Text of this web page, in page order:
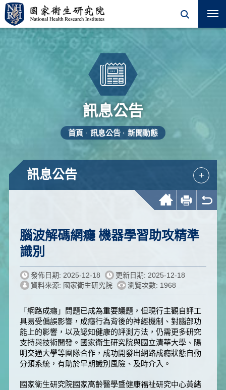
訊息公告
首頁 訊息公告 新聞動態
訊息公告 +
友善列印
腦波解碼網癮 機器學習助攻精準
識別
發佈日期: 2025-12-18
更新日期: 2025-12-18
資料來源: 國家衛生研究院
瀏覽次數: 1968
「網路成癮」問題已成為重要議題，但現行主觀自評工
具易受偏誤影響，成癮行為背後的神經機制、對腦部功
能上的影響，以及認知健康的評測方法，仍需更多研究
支持與技術開發。國家衛生研究院與國立清華大學、陽
明交通大學等團隊合作，成功開發出網路成癮狀態自動
分類系統，有助於早期識別風險、及時介入。
國家衛生研究院國家高齡醫學暨健康福祉研究中心黃緒